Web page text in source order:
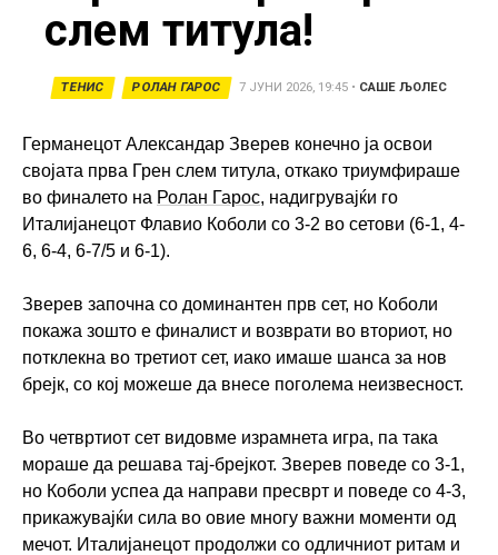
слем титула!
ТЕНИС РОЛАН ГАРОС 7 ЈУНИ 2026, 19:45 • САШЕ ЉОЛЕС
Германецот Александар Зверев конечно ја освои
својата прва Грен слем титула, откако триумфираше
во финалето на Ролан Гарос, надигрувајќи го
Италијанецот Флавио Коболи со 3-2 во сетови (6-1, 4-
6, 6-4, 6-7/5 и 6-1).
Зверев започна со доминантен прв сет, но Коболи
покажа зошто е финалист и возврати во вториот, но
потклекна во третиот сет, иако имаше шанса за нов
брејк, со кој можеше да внесе поголема неизвесност.
Во четвртиот сет видовме израмнета игра, па така
мораше да решава тај-брејкот. Зверев поведе со 3-1,
но Коболи успеа да направи пресврт и поведе со 4-3,
прикажувајќи сила во овие многу важни моменти од
мечот. Италијанецот продолжи со одличниот ритам и